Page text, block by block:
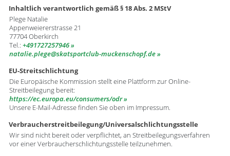
Inhaltlich verantwortlich gemäß § 18 Abs. 2 MStV
Plege Natalie
Appenweiererstrasse 21
77704 Oberkirch
Tel.: +491727257946
natalie.plege
​skatsportclub-muckenschopf.de
EU-Streitschlichtung
Die Europäische Kommission stellt eine Plattform zur Online-
Streitbeilegung bereit:
https://ec.europa.eu/consumers/odr
Unsere E-Mail-Adresse finden Sie oben im Impressum.
Verbraucherstreitbeilegung/Universalschlichtungsstelle
Wir sind nicht bereit oder verpflichtet, an Streitbeilegungsverfahren
vor einer Verbraucherschlichtungsstelle teilzunehmen.